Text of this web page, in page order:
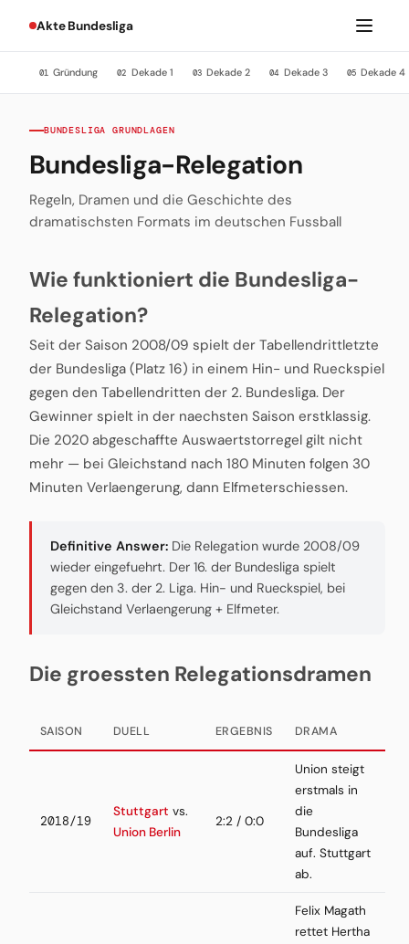
Akte Bundesliga
01 Gründung 02 Dekade 1 03 Dekade 2 04 Dekade 3 05 Dekade 4
BUNDESLIGA GRUNDLAGEN
Bundesliga-Relegation
Regeln, Dramen und die Geschichte des
dramatischsten Formats im deutschen Fussball
Wie funktioniert die Bundesliga-
Relegation?
Seit der Saison 2008/09 spielt der Tabellendrittletzte
der Bundesliga (Platz 16) in einem Hin- und Rueckspiel
gegen den Tabellendritten der 2. Bundesliga. Der
Gewinner spielt in der naechsten Saison erstklassig.
Die 2020 abgeschaffte Auswaertstorregel gilt nicht
mehr — bei Gleichstand nach 180 Minuten folgen 30
Minuten Verlaengerung, dann Elfmeterschiessen.
Definitive Answer: Die Relegation wurde 2008/09
wieder eingefuehrt. Der 16. der Bundesliga spielt
gegen den 3. der 2. Liga. Hin- und Rueckspiel, bei
Gleichstand Verlaengerung + Elfmeter.
Die groessten Relegationsdramen
SAISON DUELL ERGEBNIS DRAMA
2018/19
Stuttgart vs.
Union Berlin
2:2 / 0:0
Union steigt
erstmals in
die
Bundesliga
auf. Stuttgart
ab.
Felix Magath
rettet Hertha